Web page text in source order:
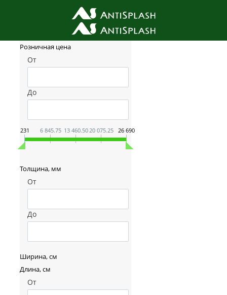
Фильтр товаров
Розничная цена
От
До
231 6 845.75 13 460.5020 075.25 26 690
Толщина, мм
От
До
Ширина, см
Длина, см
От